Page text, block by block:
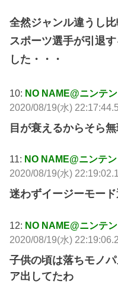
全然ジャンル違うし
スポーツ選手が引退
した・・・
10: NO NAME@ニンテ
2020/08/19(水)
目が衰えるからそら
11: NO NAME@ニンテ
2020/08/19(水)
迷わずイージーモー
12: NO NAME@ニンテ
2020/08/19(水)
子供の頃は落ちモノ
ア出してたわ